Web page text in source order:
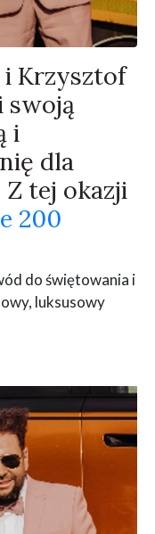
i Krzysztof
swoją
i
dla
Z tej okazji
200
do świętowania i
luksusowy